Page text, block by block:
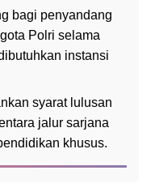
bagi penyandang
Polri selama
instansi
syarat lulusan
jalur sarjana
khusus.